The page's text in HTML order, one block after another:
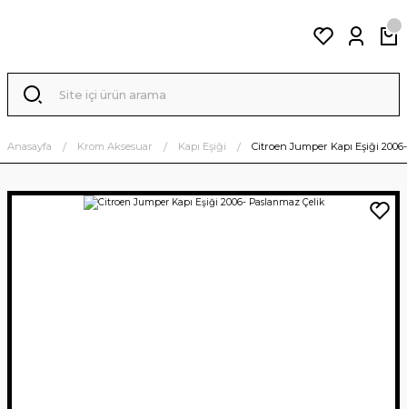
Anasayfa Krom Aksesuar Kapı Eşiği Citroen Jumper Kapı Eşiği